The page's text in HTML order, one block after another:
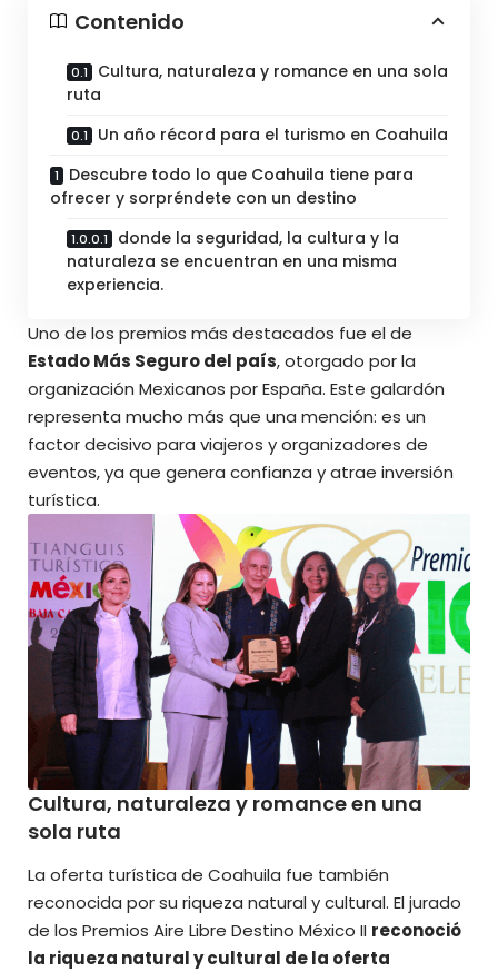
Contenido
Cultura, naturaleza y romance en una sola
ruta
Un año récord para el turismo en Coahuila
Descubre todo lo que Coahuila tiene para
ofrecer y sorpréndete con un destino
donde la seguridad, la cultura y la
naturaleza se encuentran en una misma
experiencia.
Uno de los premios más destacados fue el de
Estado Más Seguro del país, otorgado por la
organización Mexicanos por España. Este galardón
representa mucho más que una mención: es un
factor decisivo para viajeros y organizadores de
eventos, ya que genera confianza y atrae inversión
turística.
Cultura, naturaleza y romance en una
sola ruta
La oferta turística de Coahuila fue también
reconocida por su riqueza natural y cultural. El jurado
de los Premios Aire Libre Destino México II reconoció
la riqueza natural y cultural de la oferta